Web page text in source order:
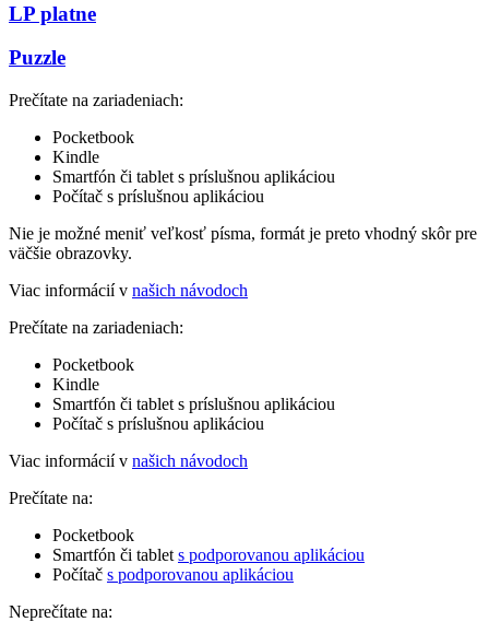
LP platne
Puzzle
Prečítate na zariadeniach:
Pocketbook
Kindle
Smartfón či tablet s príslušnou aplikáciou
Počítač s príslušnou aplikáciou
Nie je možné meniť veľkosť písma, formát je preto vhodný skôr pre
väčšie obrazovky.
Viac informácií v našich návodoch
Prečítate na zariadeniach:
Pocketbook
Kindle
Smartfón či tablet s príslušnou aplikáciou
Počítač s príslušnou aplikáciou
Viac informácií v našich návodoch
Prečítate na:
Pocketbook
Smartfón či tablet s podporovanou aplikáciou
Počítač s podporovanou aplikáciou
Neprečítate na: